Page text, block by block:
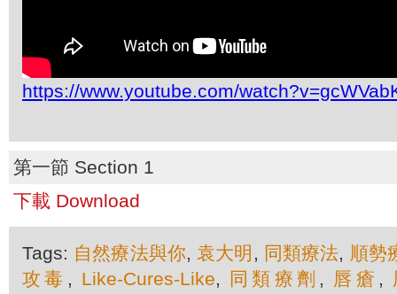
https://www.youtube.com/
第一節 Section 1
下載 Download
Tags: 自然療法與你,袁大明 , 同類療法, 順勢
攻毒 , Like-Cures-Like, 同類療劑 , 唇瘡 ,